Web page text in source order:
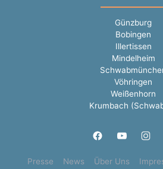
Günzburg
Bobingen
Illertissen
Mindelheim
Vöhringen
Weißenhorn
Krumbach
Presse News Über Uns